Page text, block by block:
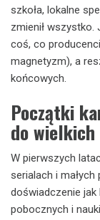
szkoła, lokalne
zmienił wszystko.
coś, co
magnetyzm), a
końcowych.
Początki
do wielkich
W pierwszych
serialach i
doświadczenie jak
pobocznych i